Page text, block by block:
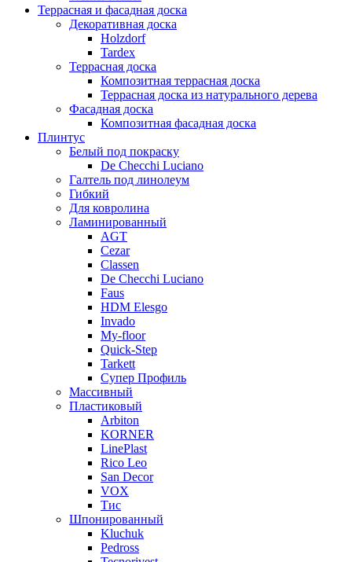
Террасная и фасадная доска
Декоративная доска
Holzdorf
Tardex
Террасная доска
Композитная террасная доска
Террасная доска из натурального дерева
Фасадная доска
Композитная фасадная доска
Плинтус
Белый под покраску
De Checchi Luciano
Галтель под линолеум
Гибкий
Для ковролина
Ламинированный
AGT
Cezar
Classen
De Checchi Luciano
Faus
HDM Elesgo
Invado
My-floor
Quick-Step
Tarkett
Супер Профиль
Массивный
Пластиковый
Arbiton
KORNER
LinePlast
Rico Leo
San Decor
VOX
Тис
Шпонированный
Kluchuk
Pedross